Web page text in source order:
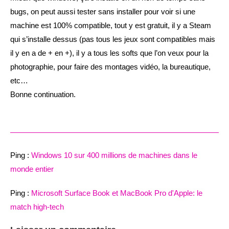
bugs, on peut aussi tester sans installer pour voir si une
machine est 100% compatible, tout y est gratuit, il y a Steam
qui s’installe dessus (pas tous les jeux sont compatibles mais
il y en a de + en +), il y a tous les softs que l’on veux pour la
photographie, pour faire des montages vidéo, la bureautique,
etc…
Bonne continuation.
Ping : Windows 10 sur 400 millions de machines dans le
monde entier
Ping : Microsoft Surface Book et MacBook Pro d'Apple: le
match high-tech